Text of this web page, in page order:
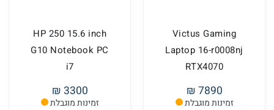
זמינות מוגבלת
Victus Gaming
Laptop 16-r0008nj
RTX4070
7890 ₪
זמינות מוגבלת
HP 250 15.6 inch
G10 Notebook PC
i7
3300 ₪